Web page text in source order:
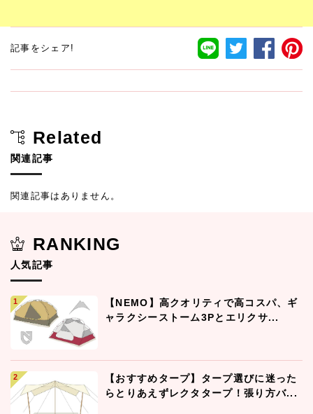
記事をシェア!
Related
関連記事
関連記事はありません。
RANKING
人気記事
【NEMO】高クオリティで高コスパ、ギ
ャラクシーストーム3Pとエリクサ...
【おすすめタープ】タープ選びに迷った
らとりあえずレクタタープ！張り方バ...